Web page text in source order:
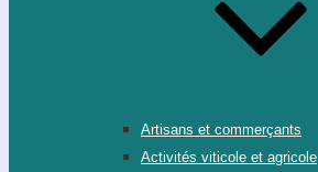
Artisans et commerçants
Activités viticole et agricole